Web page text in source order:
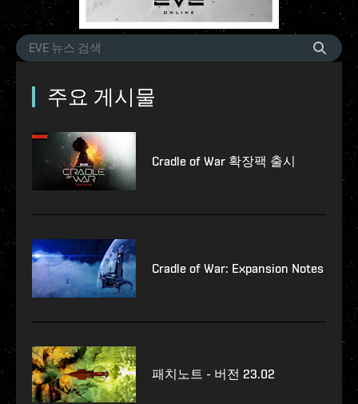
주요 게시물
Cradle of War 확장팩 출시
Cradle of War: Expansion Notes
패치노트 - 버전 23.02